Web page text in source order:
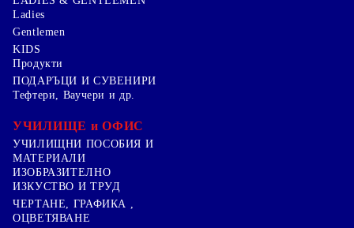
Ladies
Gentlemen
KIDS
Продукти
ПОДАРЪЦИ И СУВЕНИРИ
Тефтери, Ваучери и др.
УЧИЛИЩЕ и ОФИС
УЧИЛИЩНИ ПОСОБИЯ И
МАТЕРИАЛИ
ИЗОБРАЗИТЕЛНО
ИЗКУСТВО И ТРУД
ЧЕРТАНЕ, ГРАФИКА ,
ОЦВЕТЯВАНЕ